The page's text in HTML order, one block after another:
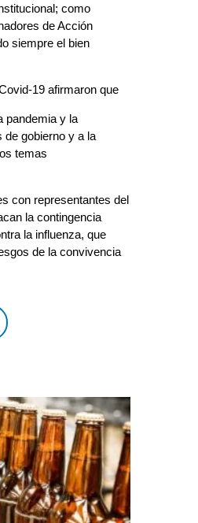
como
de Acción
siempre el bien
19 afirmaron que
pandemia y la
de gobierno y a la
temas
con representantes del
la contingencia
la influenza, que
de la convivencia